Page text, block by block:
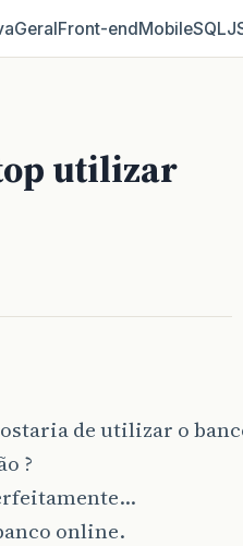
GeralFront‑endMobileSQL
utilizar
de utilizar o
?
online.